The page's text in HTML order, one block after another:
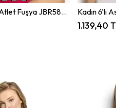
Kadın 6'lı Askılı Atlet Fuşya JBR584.0006
1.139,40